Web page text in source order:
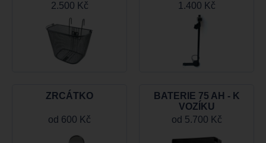
2.500 Kč 1.400 Kč
ZRCÁTKO
od 600 Kč
BATERIE 75 AH - K
VOZÍKU
od 5.700 Kč